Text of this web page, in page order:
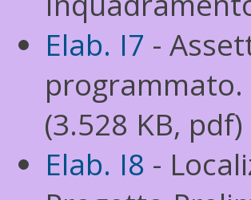
Elab. I7 -
(3.528 KB, pdf)
Elab. I8 -